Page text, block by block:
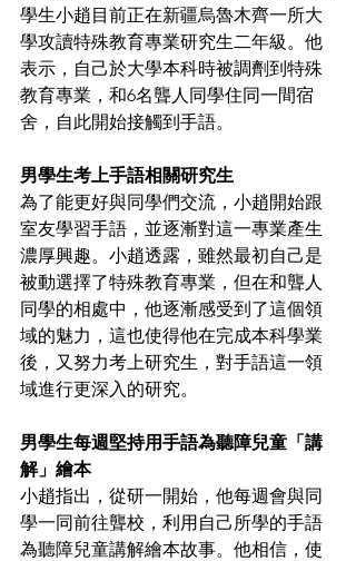
學生小趙目前正在新疆烏魯木齊一所大
學攻讀特殊教育專業研究生二年級。他
表示，自己於大學本科時被調劑到特殊
教育專業，和6名聾人同學住同一間宿
舍，自此開始接觸到手語。
男學生考上手語相關研究生
為了能更好與同學們交流，小趙開始跟
室友學習手語，並逐漸對這一專業產生
濃厚興趣。小趙透露，雖然最初自己是
被動選擇了特殊教育專業，但在和聾人
同學的相處中，他逐漸感受到了這個領
域的魅力，這也使得他在完成本科學業
後，又努力考上研究生，對手語這一領
域進行更深入的研究。
男學生每週堅持用手語為聽障兒童「講
解」繪本
小趙指出，從研一開始，他每週會與同
學一同前往聾校，利用自己所學的手語
為聽障兒童講解繪本故事。他相信，使